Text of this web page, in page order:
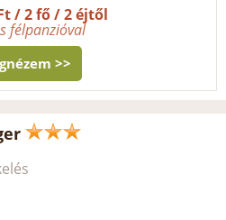
/ 2 fő / 2 éjtől
félpanzióval
>>